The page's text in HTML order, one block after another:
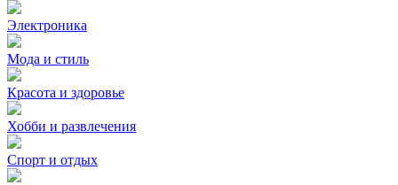
Электроника
Мода и стиль
Красота и здоровье
Хобби и развлечения
Спорт и отдых